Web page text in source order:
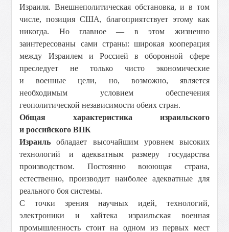
Израиля. Внешнеполитическая обстановка, и в том
числе, позиция США, благоприятствует этому как
никогда. Но главное — в этом жизненно
заинтересованы сами страны: широкая кооперация
между Израилем и Россией в оборонной сфере
преследует не только чисто экономические
и военные цели, но, возможно, является
необходимым условием обеспечения
геополитической независимости обеих стран.
Общая характеристика израильского
и российского ВПК
Израиль обладает высочайшим уровнем высоких
технологий и адекватным размеру государства
производством. Постоянно воюющая страна,
естественно, производит наиболее адекватные для
реального боя системы.
С точки зрения научных идей, технологий,
электроники и хайтека израильская военная
промышленность стоит на одном из первых мест